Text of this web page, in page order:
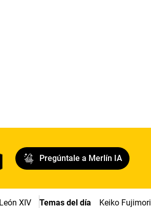
Pregúntale a Merlín IA
XIV Temas del día Keiko Fujimori